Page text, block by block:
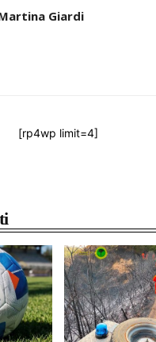
Giardi
[rp4wp limit=4]